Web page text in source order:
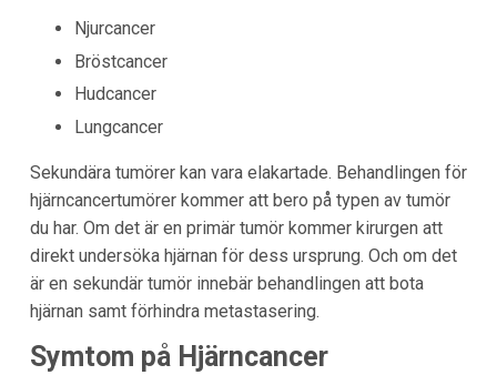
Njurcancer
Bröstcancer
Hudcancer
Lungcancer
Sekundära tumörer kan vara elakartade. Behandlingen för
hjärncancertumörer kommer att bero på typen av tumör
du har. Om det är en primär tumör kommer kirurgen att
direkt undersöka hjärnan för dess ursprung. Och om det
är en sekundär tumör innebär behandlingen att bota
hjärnan samt förhindra metastasering.
Symtom på Hjärncancer